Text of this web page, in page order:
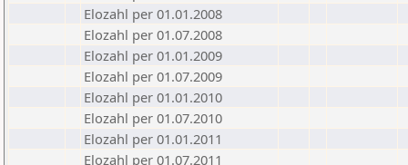
Elozahl per 01.01.2008
Elozahl per 01.07.2008
Elozahl per 01.01.2009
Elozahl per 01.07.2009
Elozahl per 01.01.2010
Elozahl per 01.07.2010
Elozahl per 01.01.2011
Elozahl per 01.07.2011